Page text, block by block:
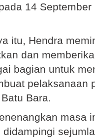
14
itu, Hendra
dan
bagian untuk
pelaksanaan
Bara.
masa
didampingi